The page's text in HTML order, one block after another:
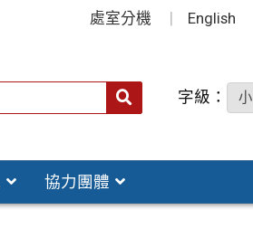
處室分機 English
字級： 小
協力團體